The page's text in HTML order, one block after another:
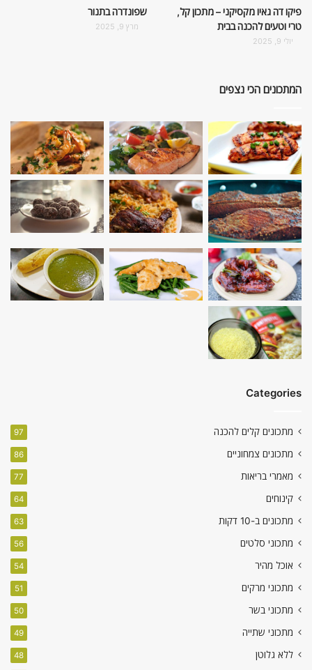
פיקו דה גאיו מקסיקני – מתכון קל,
טרי וטעים להכנה בבית
יולי 9, 2025
שפונדרה בתנור
מרץ 9, 2025
המתכונים הכי נצפים
Categories
מתכונים קלים להכנה 97
מתכונים צמחוניים 86
מאמרי בריאות 77
קינוחים 64
מתכונים ב-10 דקות 63
מתכוני סלטים 56
אוכל מהיר 54
מתכוני מרקים 51
מתכוני בשר 50
מתכוני שתייה 49
ללא גלוטן 48